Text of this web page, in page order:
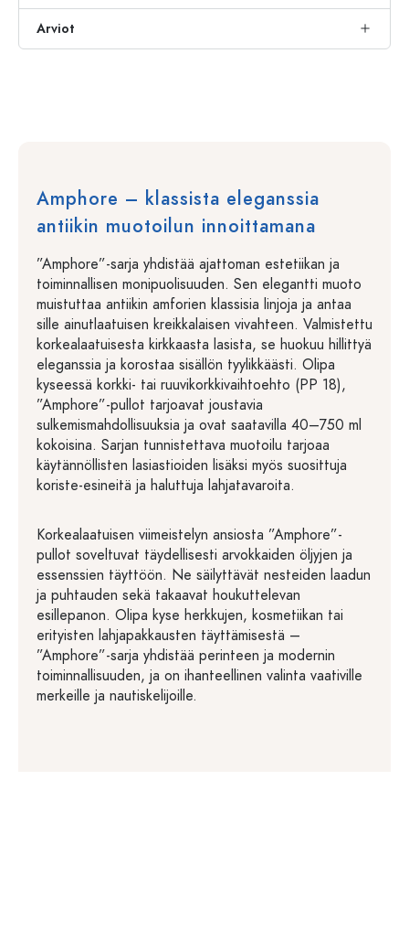
Arviot
Amphore – klassista eleganssia
antiikin muotoilun innoittamana
”Amphore”-sarja yhdistää ajattoman estetiikan ja
toiminnallisen monipuolisuuden. Sen elegantti muoto
muistuttaa antiikin amforien klassisia linjoja ja antaa
sille ainutlaatuisen kreikkalaisen vivahteen. Valmistettu
korkealaatuisesta kirkkaasta lasista, se huokuu hillittyä
eleganssia ja korostaa sisällön tyylikkäästi. Olipa
kyseessä korkki- tai ruuvikorkkivaihtoehto (PP 18),
”Amphore”-pullot tarjoavat joustavia
sulkemismahdollisuuksia ja ovat saatavilla 40–750 ml
kokoisina. Sarjan tunnistettava muotoilu tarjoaa
käytännöllisten lasiastioiden lisäksi myös suosittuja
koriste-esineitä ja haluttuja lahjatavaroita.
Korkealaatuisen viimeistelyn ansiosta ”Amphore”-
pullot soveltuvat täydellisesti arvokkaiden öljyjen ja
essenssien täyttöön. Ne säilyttävät nesteiden laadun
ja puhtauden sekä takaavat houkuttelevan
esillepanon. Olipa kyse herkkujen, kosmetiikan tai
erityisten lahjapakkausten täyttämisestä –
”Amphore”-sarja yhdistää perinteen ja modernin
toiminnallisuuden, ja on ihanteellinen valinta vaativille
merkeille ja nautiskelijoille.